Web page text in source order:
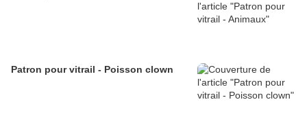
Patron pour vitrail - Poisson clown